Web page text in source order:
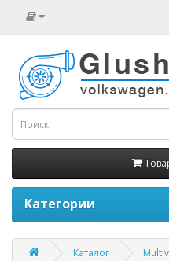
Категории
Каталог